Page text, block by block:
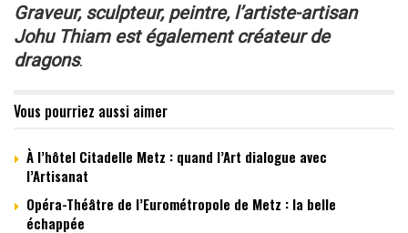
Graveur, sculpteur, peintre, l’artiste-artisan
Johu Thiam est également créateur de
dragons.
Vous pourriez aussi aimer
À l’hôtel Citadelle Metz : quand l’Art dialogue avec
l’Artisanat
Opéra-Théâtre de l’Eurométropole de Metz : la belle
échappée